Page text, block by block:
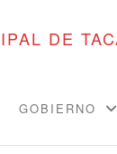
GOBIERNO